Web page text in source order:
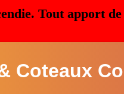
Tout apport
Coteaux